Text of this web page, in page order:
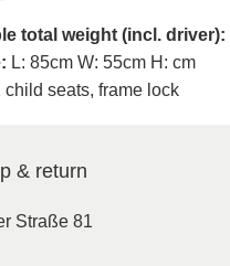
total weight (incl. driver):
L: 85cm W: 55cm H: cm
child seats, frame lock
& return
Straße 81